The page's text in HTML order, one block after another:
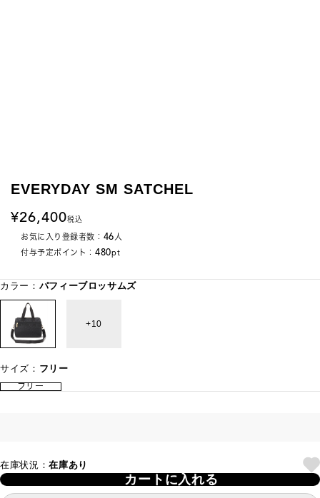
EVERYDAY SM SATCHEL
26,400税込
お気に入り登録者数： 46人
付与予定ポイント： 480pt
カラー： パフィーブロッサムズ
10
サイズ： フリー
フリー
在庫状況：在庫あり
カートに入れる